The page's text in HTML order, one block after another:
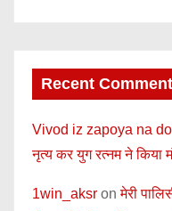
Recent
Vivod iz zapoya na
नृत्य कर युग रत्नम ने किया
1win_aksr onमेरी